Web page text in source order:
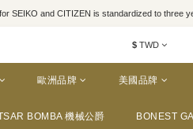
SEIKO and CITIZEN is standardized to three
$ TWD
歐洲品牌 美國品牌
BOMBA 機械公爵 BONEST